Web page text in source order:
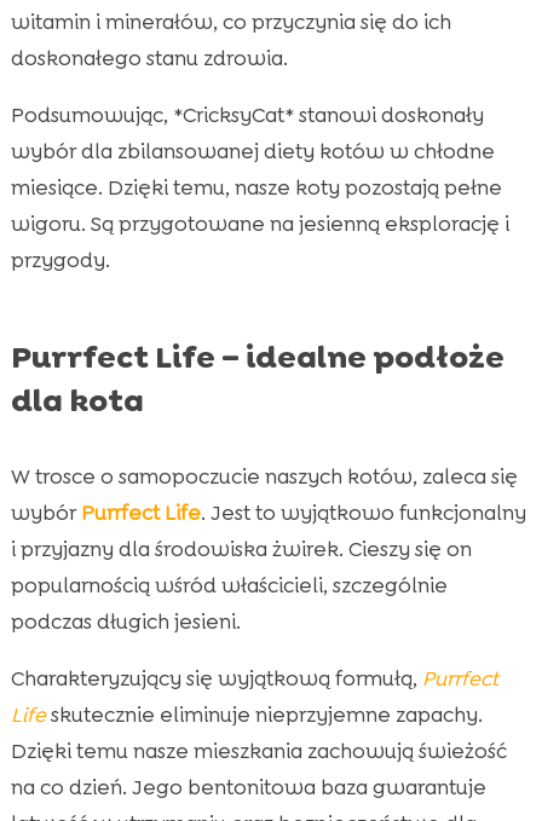
witamin i minerałów, co przyczynia się do ich
doskonałego stanu zdrowia.
Podsumowując, *CricksyCat* stanowi doskonały
wybór dla zbilansowanej diety kotów w chłodne
miesiące. Dzięki temu, nasze koty pozostają pełne
wigoru. Są przygotowane na jesienną eksplorację i
przygody.
Purrfect Life – idealne podłoże
dla kota
W trosce o samopoczucie naszych kotów, zaleca się
wybórPurrfect Life. Jest to wyjątkowo funkcjonalny
i przyjazny dla środowiska żwirek. Cieszy się on
popularnością wśród właścicieli, szczególnie
podczas długich jesieni.
Charakteryzujący się wyjątkową formułą, Purrfect
Lifeskutecznie eliminuje nieprzyjemne zapachy.
Dzięki temu nasze mieszkania zachowują świeżość
na co dzień. Jego bentonitowa baza gwarantuje